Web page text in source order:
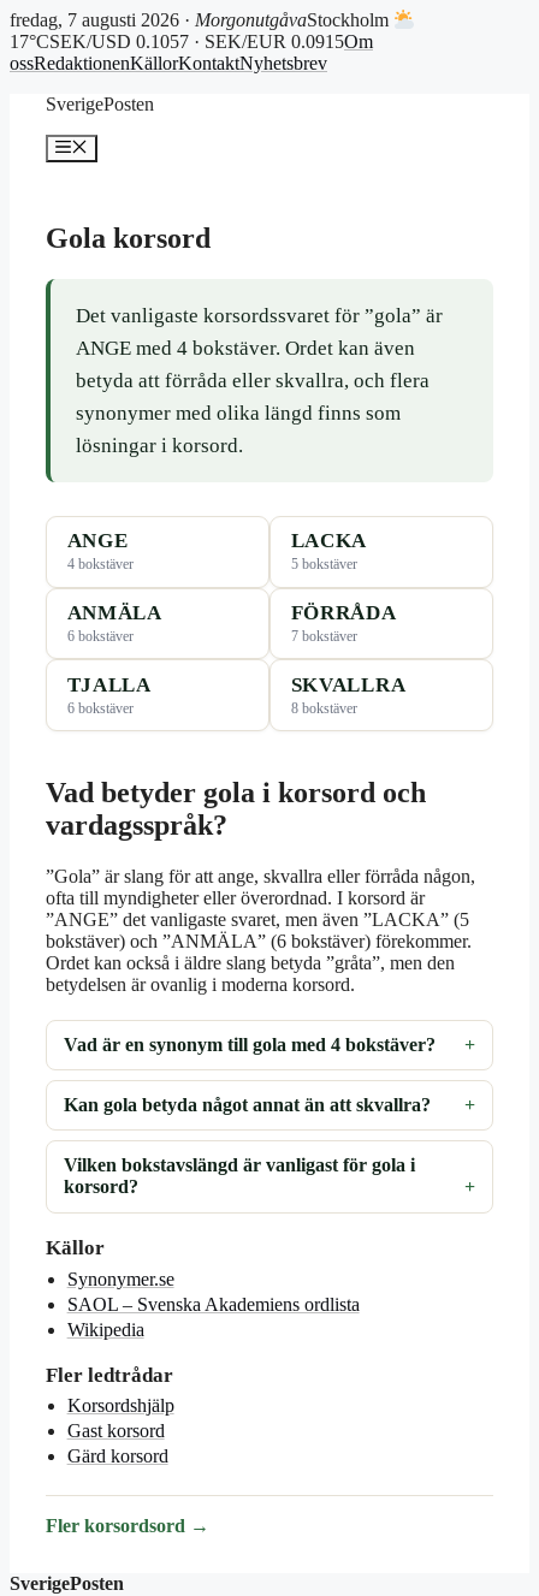
fredag, 7 augusti 2026 · MorgonutgåvaStockholm
17°CSEK/USD 0.1057 · SEK/EUR 0.0915Om
ossRedaktionenKällorKontaktNyhetsbrev
SverigePosten
Meny
Gola korsord
Det vanligaste korsordssvaret för ”gola” är
ANGE med 4 bokstäver. Ordet kan även
betyda att förråda eller skvallra, och flera
synonymer med olika längd finns som
lösningar i korsord.
ANGE
4 bokstäver
LACKA
5 bokstäver
ANMÄLA
6 bokstäver
FÖRRÅDA
7 bokstäver
TJALLA
6 bokstäver
SKVALLRA
8 bokstäver
Vad betyder gola i korsord och
vardagsspråk?
”Gola” är slang för att ange, skvallra eller förråda någon,
ofta till myndigheter eller överordnad. I korsord är
”ANGE” det vanligaste svaret, men även ”LACKA” (5
bokstäver) och ”ANMÄLA” (6 bokstäver) förekommer.
Ordet kan också i äldre slang betyda ”gråta”, men den
betydelsen är ovanlig i moderna korsord.
Vad är en synonym till gola med 4 bokstäver?
Kan gola betyda något annat än att skvallra?
Vilken bokstavslängd är vanligast för gola i
korsord?
Källor
Synonymer.se
SAOL – Svenska Akademiens ordlista
Wikipedia
Fler ledtrådar
Korsordshjälp
Gast korsord
Gärd korsord
Fler korsordsord →
SverigePosten